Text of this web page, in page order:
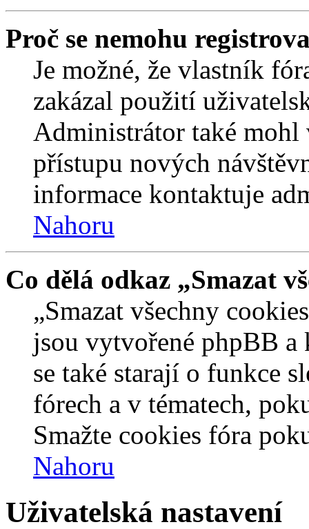
Proč se nemohu
Je možné, že vlastník
zakázal použití
Administrátor také mohl
přístupu nových
informace kontaktuje
Nahoru
Co dělá odkaz „Smazat
„Smazat všechny
jsou vytvořené phpBB a
se také starají o funkce
fórech a v tématech,
Smažte cookies fóra
Nahoru
Uživatelská nastavení